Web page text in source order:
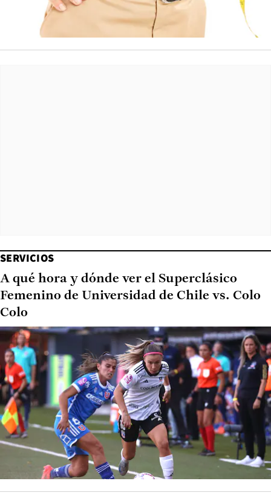
SERVICIOS
A qué hora y dónde ver el Superclásico
Femenino de Universidad de Chile vs. Colo
Colo